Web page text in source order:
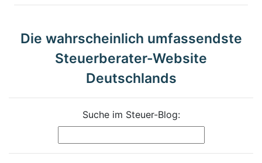
Die wahrscheinlich umfassendste
Steuerberater-Website
Deutschlands
Suche im Steuer-Blog: